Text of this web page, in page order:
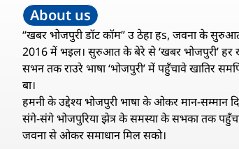
About us
“खबर भोजपुरी डॉट कॉम” उ ठेहा हs, जवना के
2016 में भइल। सुरुआत के बेरे से ‘खबर भोजपुरी’
सभन तक राउरे भाषा ‘भोजपुरी’ में पहुँचावे खातिर
बा।
हमनी के उद्देश्य भोजपुरी भाषा के ओकर मान-सम्मान
संगे-संगे भोजपुरिया झेत्र के समस्या के सभका तक
जवना से ओकर समाधान मिल सको।